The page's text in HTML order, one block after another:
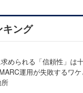
キング
められる「信頼性」は
運用が失敗するワケ